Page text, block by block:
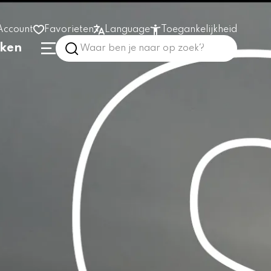
Favorieten Language Toegankelijkheid
Hoog contrast
Vergroot tekst